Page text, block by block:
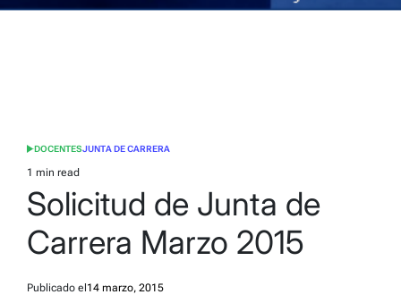
POSTED
IN
DOCENTESJUNTA DE CARRERA
Estimated
read
time
1 min read
Solicitud de Junta de
Carrera Marzo 2015
Publicado el 14 marzo, 2015